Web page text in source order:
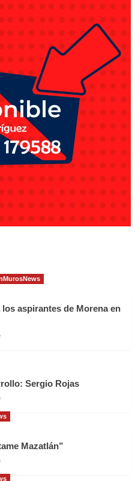
aspirantes de Morena en
Sergio Rojas
Mazatlán”